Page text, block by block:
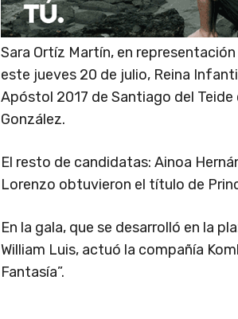
Sara Ortíz Martín, en
este jueves 20 de julio, Reina
Apóstol 2017 de Santiago del Teide
González.
El resto de candidatas: Ainoa
Lorenzo obtuvieron el título de
En la gala, que se desarrolló en la
William Luis, actuó la compañía
Fantasía”.